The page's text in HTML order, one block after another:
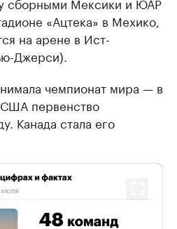
«Ацтека» в Мехико,
на арене в Ист-
Джерси).
чемпионат мира — в
первенство
Канада стала его